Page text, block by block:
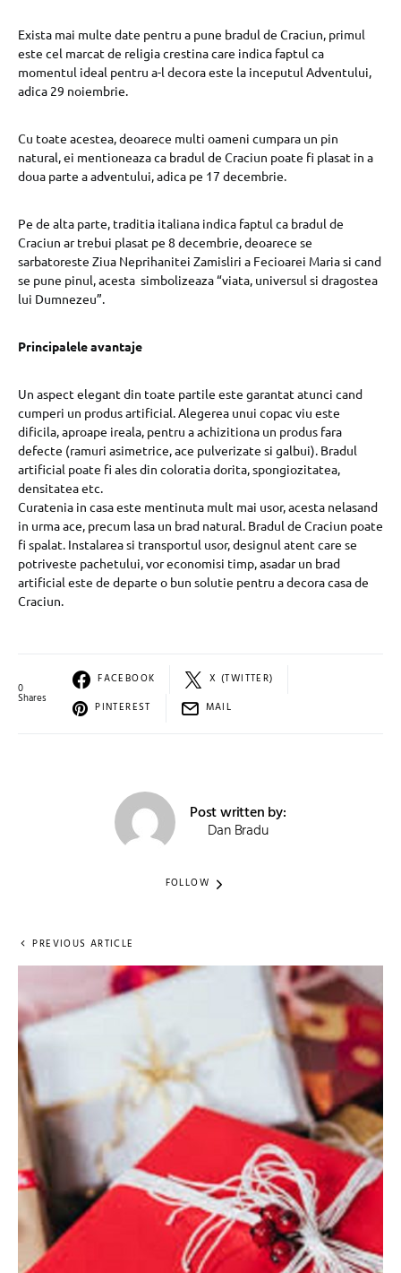
Exista mai multe date pentru a pune bradul de Craciun, primul
este cel marcat de religia crestina care indica faptul ca
momentul ideal pentru a-l decora este la inceputul Adventului,
adica 29 noiembrie.
Cu toate acestea, deoarece multi oameni cumpara un pin
natural, ei mentioneaza ca bradul de Craciun poate fi plasat in a
doua parte a adventului, adica pe 17 decembrie.
Pe de alta parte, traditia italiana indica faptul ca bradul de
Craciun ar trebui plasat pe 8 decembrie, deoarece se
sarbatoreste Ziua Neprihanitei Zamisliri a Fecioarei Maria si cand
se pune pinul, acesta simbolizeaza “viata, universul si dragostea
lui Dumnezeu”.
Principalele avantaje
Un aspect elegant din toate partile este garantat atunci cand
cumperi un produs artificial. Alegerea unui copac viu este
dificila, aproape ireala, pentru a achizitiona un produs fara
defecte (ramuri asimetrice, ace pulverizate si galbui). Bradul
artificial poate fi ales din coloratia dorita, spongiozitatea,
densitatea etc.
Curatenia in casa este mentinuta mult mai usor, acesta nelasand
in urma ace, precum lasa un brad natural. Bradul de Craciun poate
fi spalat. Instalarea si transportul usor, designul atent care se
potriveste pachetului, vor economisi timp, asadar un brad
artificial este de departe o bun solutie pentru a decora casa de
Craciun.
0
Shares
FACEBOOK
X (TWITTER)
PINTEREST
MAIL
Post written by:
Dan Bradu
FOLLOW
PREVIOUS ARTICLE